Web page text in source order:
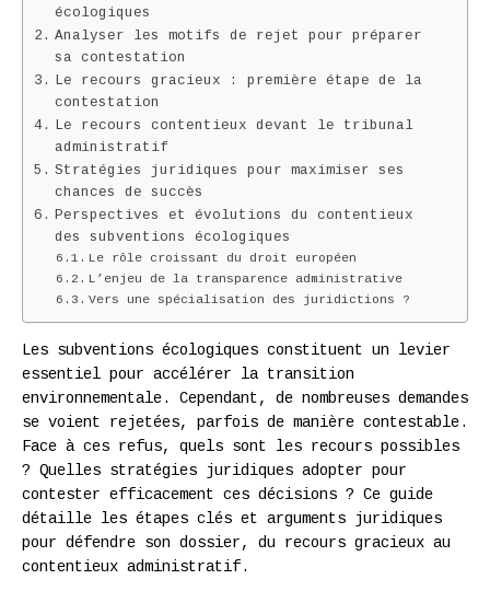
écologiques
Analyser les motifs de rejet pour préparer
sa contestation
Le recours gracieux : première étape de la
contestation
Le recours contentieux devant le tribunal
administratif
Stratégies juridiques pour maximiser ses
chances de succès
Perspectives et évolutions du contentieux
des subventions écologiques
Le rôle croissant du droit européen
L’enjeu de la transparence administrative
Vers une spécialisation des juridictions ?
Les subventions écologiques constituent un levier
essentiel pour accélérer la transition
environnementale. Cependant, de nombreuses demandes
se voient rejetées, parfois de manière contestable.
Face à ces refus, quels sont les recours possibles
? Quelles stratégies juridiques adopter pour
contester efficacement ces décisions ? Ce guide
détaille les étapes clés et arguments juridiques
pour défendre son dossier, du recours gracieux au
contentieux administratif.